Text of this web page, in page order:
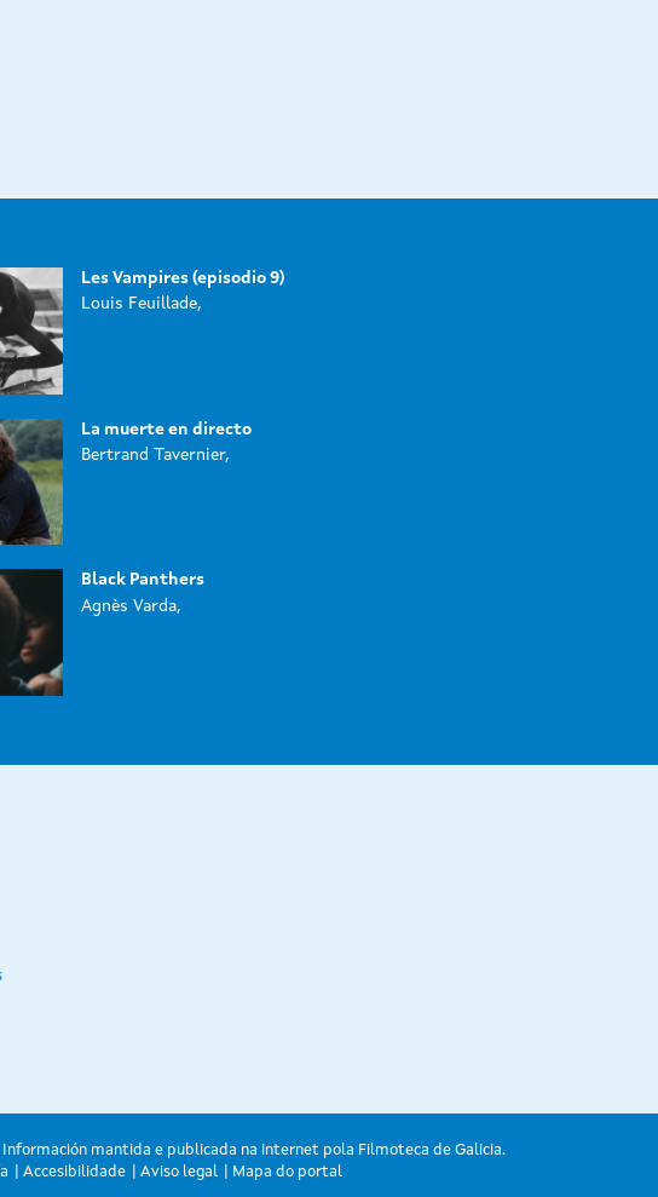
Les Vampires (episodio 9)
Louis Feuillade,
La muerte en directo
Bertrand Tavernier,
Black Panthers
Agnès Varda,
Información mantida e publicada na internet pola Filmoteca de Galicia.
Accesibilidade Aviso legal Mapa do portal